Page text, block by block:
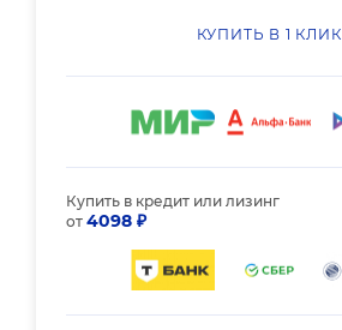
КУПИТЬ В 1 КЛИК
Купить в кредит или лизинг
от 4098 ₽